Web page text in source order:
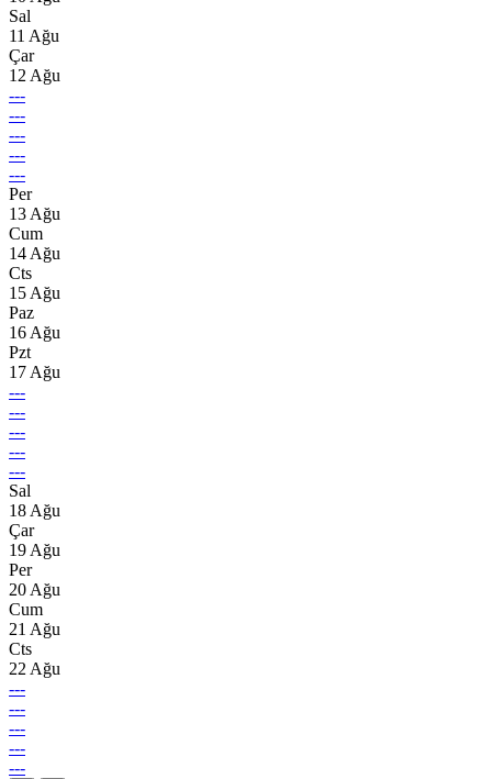
Sal
11 Ağu
Çar
12 Ağu
---
---
---
---
---
Per
13 Ağu
Cum
14 Ağu
Cts
15 Ağu
Paz
16 Ağu
Pzt
17 Ağu
---
---
---
---
---
Sal
18 Ağu
Çar
19 Ağu
Per
20 Ağu
Cum
21 Ağu
Cts
22 Ağu
---
---
---
---
---